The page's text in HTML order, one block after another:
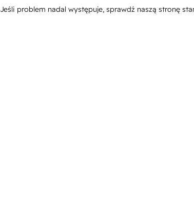
Jeśli problem nadal występuje, sprawdź naszą stronę